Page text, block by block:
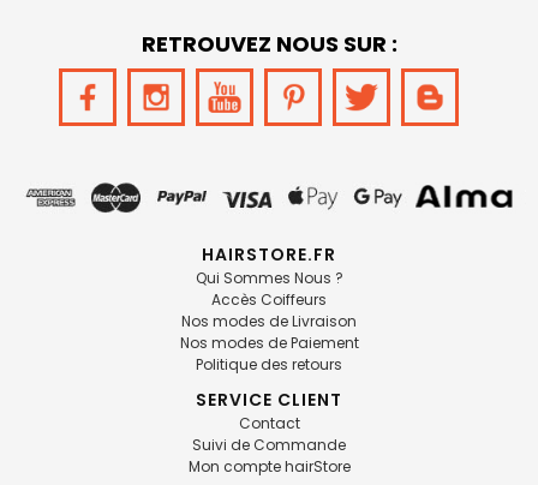
RETROUVEZ NOUS SUR :
HAIRSTORE.FR
Qui Sommes Nous ?
Accès Coiffeurs
Nos modes de Livraison
Nos modes de Paiement
Politique des retours
SERVICE CLIENT
Contact
Suivi de Commande
Mon compte hairStore